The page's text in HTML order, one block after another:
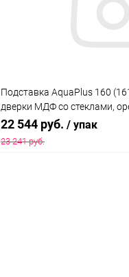
Подставка AquaPlus 160
дверки МДФ со стеклами,
подходит для модели
22 544 руб. / упак
23 241 руб.